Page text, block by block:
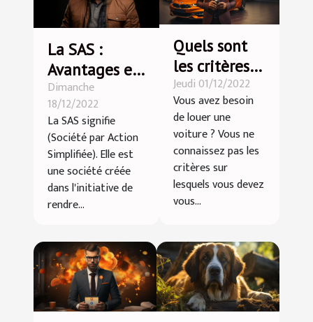
La SAS :
Avantages et
inconvénients
Dimanche
18/12/2022
La SAS signifie
(Société par Action
Simplifiée). Elle est
une société créée
dans l'initiative de
rendre...
Quels sont
les critères
pour choisir
son agence
de location
de voiture ?
Jeudi 01/12/2022
Vous avez besoin
de louer une
voiture ? Vous ne
connaissez pas les
critères sur
lesquels vous devez
vous...